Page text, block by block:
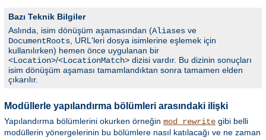
Bazı Teknik Bilgiler
Aslında, isim dönüşüm aşamasından (Aliases ve
DocumentRoots, URL'leri dosya isimlerine eşlemek için
kullanılırken) hemen önce uygulanan bir
<Location>/<LocationMatch> dizisi vardır. Bu dizinin sonuçları
isim dönüşüm aşaması tamamlandıktan sonra tamamen elden
çıkarılır.
Modüllerle yapılandırma bölümleri arasındaki ilişki
Yapılandırma bölümlerini okurken örneğin mod_rewrite gibi belli
modüllerin yönergelerinin bu bölümlere nasıl katılacağı ve ne zaman